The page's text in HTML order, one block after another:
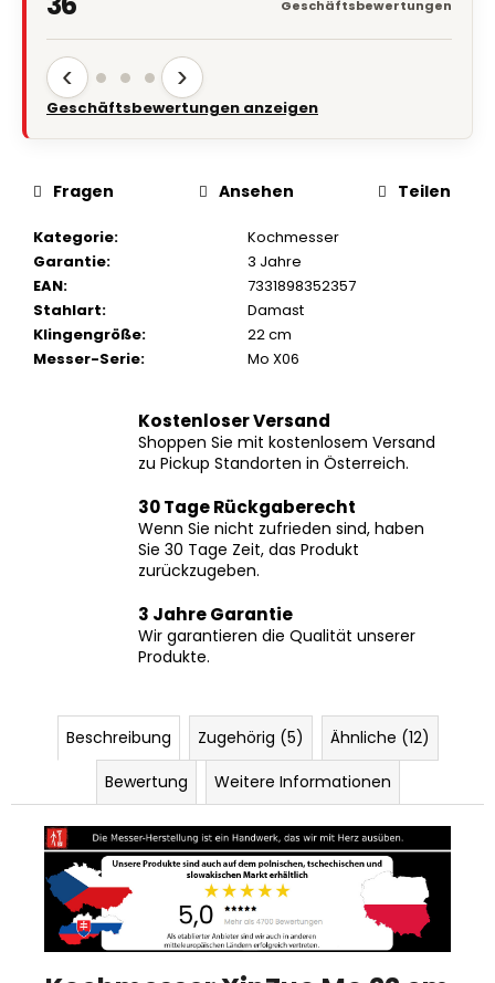
‹ ›
Geschäftsbewertungen anzeigen
Garantie:
3 Jahre
EAN:
7331898352357
Stahlart
Damast
Klingengröße
22 cm
Messer-Serie: Mo X06
Shoppen Sie mit kostenlosem Versand
zu Pickup Standorten in Österreich.
Wenn Sie nicht zufrieden sind, haben
Sie 30 Tage Zeit, das Produkt
zurückzugeben.
Wir garantieren die Qualität unserer
Produkte.
Beschreibung Zugehörig (5)
Ähnliche (12)
Bewertung
Weitere Informationen
Kochmesser XinZuo Mo 22 cm